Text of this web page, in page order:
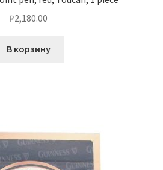
₽2,180.00
В корзину